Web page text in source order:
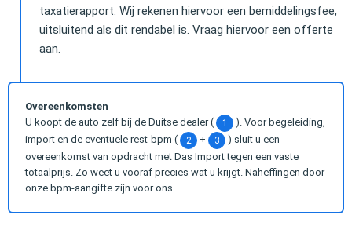
taxatierapport. Wij rekenen hiervoor een bemiddelingsfee,
uitsluitend als dit rendabel is. Vraag hiervoor een offerte
aan.
Overeenkomsten
U koopt de auto zelf bij de Duitse dealer (
1
). Voor begeleiding,
import en de eventuele rest-bpm (
2 + 3
) sluit u een
overeenkomst van opdracht met Das Import tegen een vaste
totaalprijs. Zo weet u vooraf precies wat u krijgt. Naheffingen door
onze bpm-aangifte zijn voor ons.